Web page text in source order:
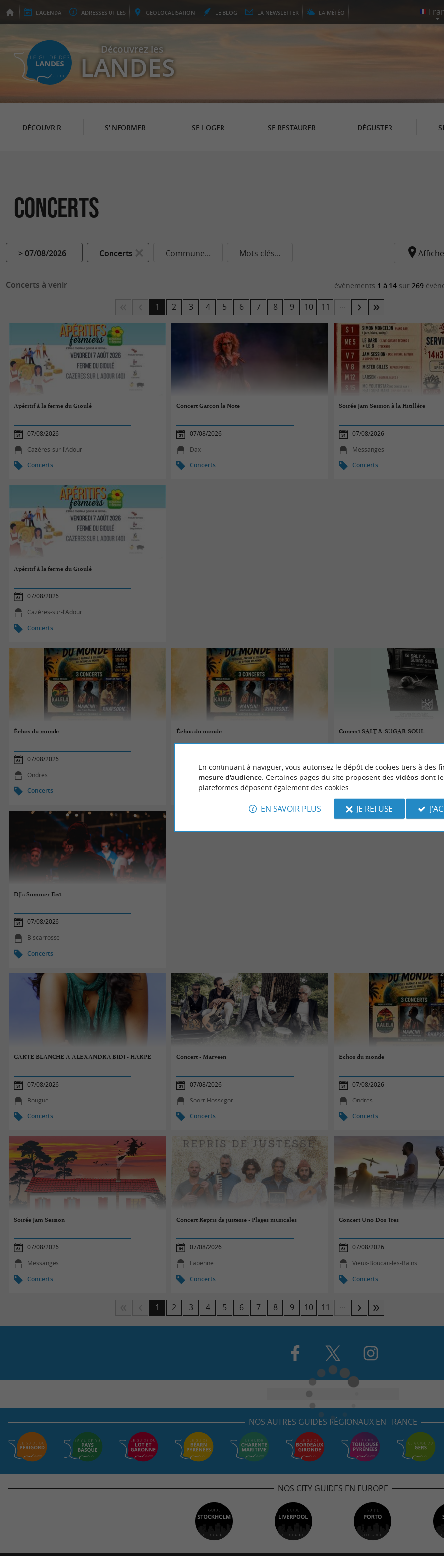
L'AGENDA ADRESSES UTILES GEOLOCALISATION LE BLOG LA NEWSLETTER LA MÉTÉO
Découvrez les
LANDES
DÉCOUVRIR S'INFORMER SE LOGER SE RESTAURER DÉGUSTER
Concerts
> 07/08/2026 Concerts Commune... Mots clés...
Concerts à venir évènements 1 à 14 sur 269
1 2 3 4 5 6 7 8 9 10 11
Apéritif à la ferme du Gioulé
07/08/2026
Cazères-sur-l'Adour
Concerts
Concert Garçon la Note
07/08/2026
Dax
Concerts
Soirée Jam Session à la Hitillère
07/08/2026
Messanges
Concerts
Apéritif à la ferme du Gioulé
07/08/2026
Cazères-sur-l'Adour
Concerts
Échos du monde
07/08/2026
Ondres
Concerts
Échos du monde
Ondres
Concerts
Concert SALT & SUGAR SOUL
Tarnos
DJ's Summer Fest
07/08/2026
Biscarrosse
Concerts
CARTE BLANCHE À ALEXANDRA BIDI - HARPE
07/08/2026
Bougue
Concerts
Concert - Marveen
07/08/2026
Soort-Hossegor
Concerts
Échos du monde
07/08/2026
Ondres
Concerts
Soirée Jam Session
07/08/2026
Messanges
Concerts
Concert Repris de justesse - Plages musicales
07/08/2026
Labenne
Concerts
Concert Uno Dos Tres
07/08/2026
Vieux-Boucau-les-Bains
Concerts
1 2 3 4 5 6 7 8 9 10 11
NOS AUTRES GUIDES RÉGIONAUX EN FRANCE
NOS CITY GUIDES EN EUROPE
En continuant à naviguer, vous autorisez le dépôt de cookies tiers à des
mesure d'audience. Certaines pages du site proposent des vidéosdont
plateformes déposent également des cookies.
EN SAVOIR PLUS JE REFUSE